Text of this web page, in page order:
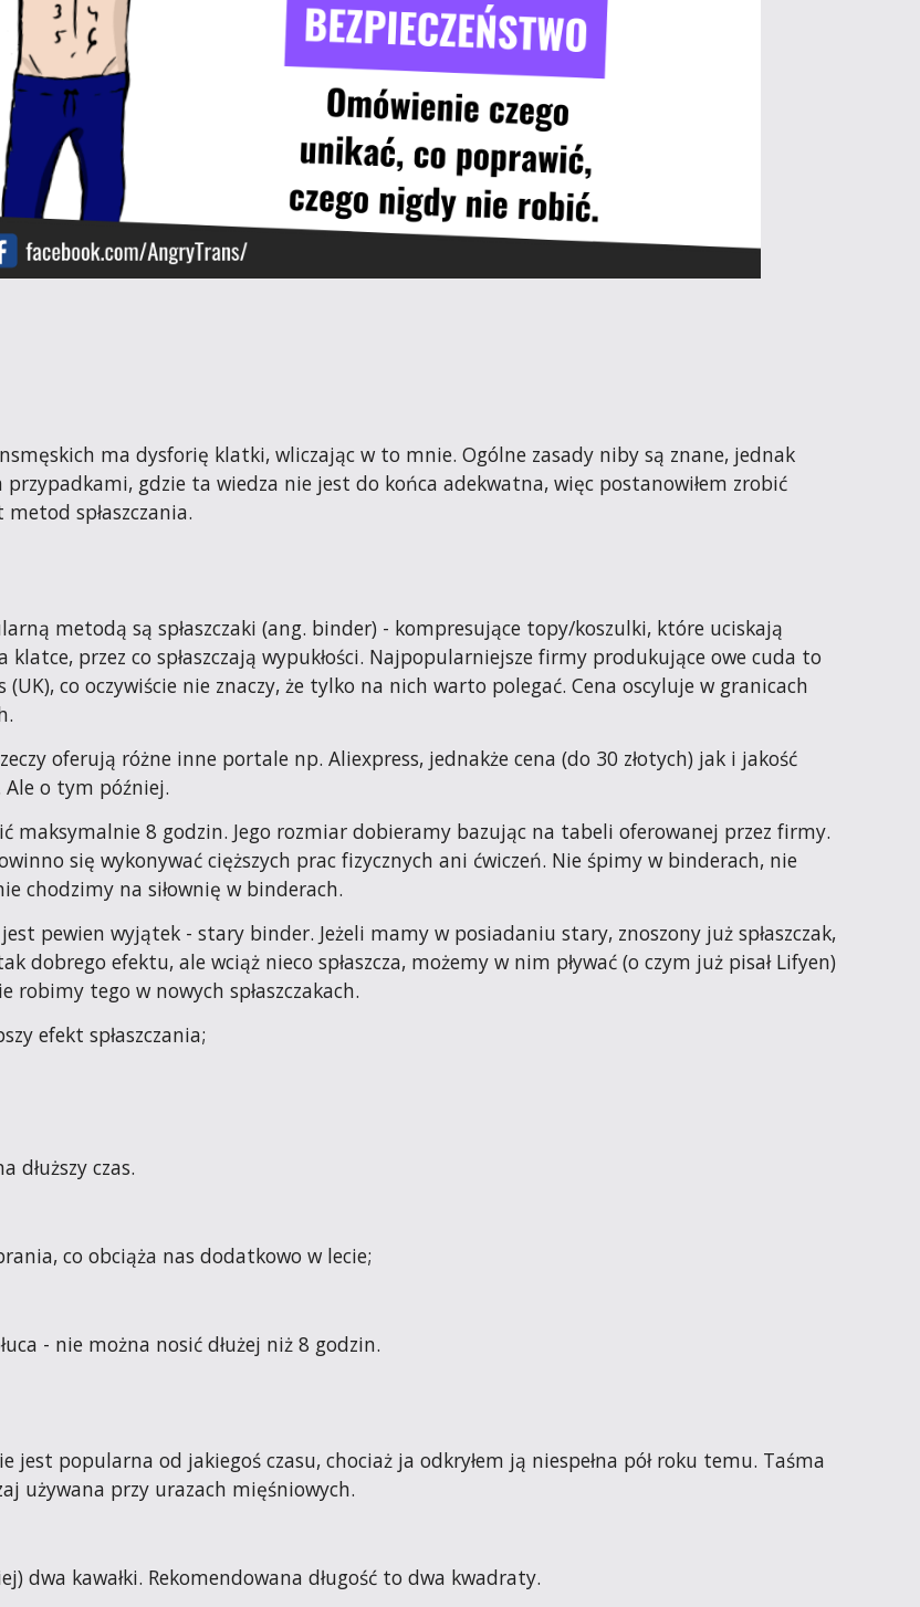
ma dysforię klatki, wliczając w to mnie. Ogólne zasady niby są znane, jednak
gdzie ta wiedza nie jest do końca adekwatna, więc postanowiłem zrobić
spłaszczania.
metodą są spłaszczaki (ang. binder) - kompresujące topy/koszulki, które uciskają
klatce, przez co spłaszczają wypukłości. Najpopularniejsze firmy produkujące owe cuda to
(UK), co oczywiście nie znaczy, że tylko na nich warto polegać. Cena oscyluje w granicach
oferują różne inne portale np. Aliexpress, jednakże cena (do 30 złotych) jak i jakość
o tym później.
maksymalnie 8 godzin. Jego rozmiar dobieramy bazując na tabeli oferowanej przez firmy.
się wykonywać cięższych prac fizycznych ani ćwiczeń. Nie śpimy w binderach, nie
chodzimy na siłownię w binderach.
pewien wyjątek - stary binder. Jeżeli mamy w posiadaniu stary, znoszony już spłaszczak,
dobrego efektu, ale wciąż nieco spłaszcza, możemy w nim pływać (o czym już pisał Lifyen)
robimy tego w nowych spłaszczakach.
efekt spłaszczania;
dłuższy czas.
co obciąża nas dodatkowo w lecie;
- nie można nosić dłużej niż 8 godzin.
jest popularna od jakiegoś czasu, chociaż ja odkryłem ją niespełna pół roku temu. Taśma
używana przy urazach mięśniowych.
dwa kawałki. Rekomendowana długość to dwa kwadraty.